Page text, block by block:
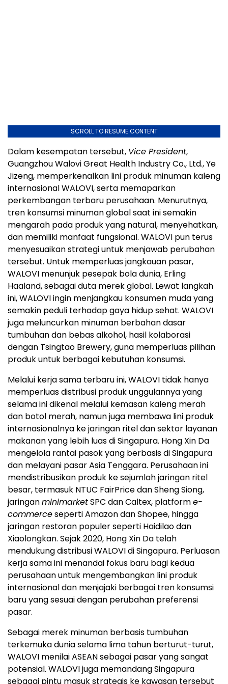
SCROLL TO RESUME CONTENT
Dalam kesempatan tersebut, Vice President,
Guangzhou Walovi Great Health Industry Co., Ltd., Ye
Jizeng, memperkenalkan lini produk minuman kaleng
internasional WALOVI, serta memaparkan
perkembangan terbaru perusahaan. Menurutnya,
tren konsumsi minuman global saat ini semakin
mengarah pada produk yang natural, menyehatkan,
dan memiliki manfaat fungsional. WALOVI pun terus
menyesuaikan strategi untuk menjawab perubahan
tersebut. Untuk memperluas jangkauan pasar,
WALOVI menunjuk pesepak bola dunia, Erling
Haaland, sebagai duta merek global. Lewat langkah
ini, WALOVI ingin menjangkau konsumen muda yang
semakin peduli terhadap gaya hidup sehat. WALOVI
juga meluncurkan minuman berbahan dasar
tumbuhan dan bebas alkohol, hasil kolaborasi
dengan Tsingtao Brewery, guna memperluas pilihan
produk untuk berbagai kebutuhan konsumsi.
Melalui kerja sama terbaru ini, WALOVI tidak hanya
memperluas distribusi produk unggulannya yang
selama ini dikenal melalui kemasan kaleng merah
dan botol merah, namun juga membawa lini produk
internasionalnya ke jaringan ritel dan sektor layanan
makanan yang lebih luas di Singapura. Hong Xin Da
mengelola rantai pasok yang berbasis di Singapura
dan melayani pasar Asia Tenggara. Perusahaan ini
mendistribusikan produk ke sejumlah jaringan ritel
besar, termasuk NTUC FairPrice dan Sheng Siong,
jaringanminimarketSPC dan Caltex, platforme-
commerceseperti Amazon dan Shopee, hingga
jaringan restoran populer seperti Haidilao dan
Xiaolongkan. Sejak 2020, Hong Xin Da telah
mendukung distribusi WALOVI di Singapura. Perluasan
kerja sama ini menandai fokus baru bagi kedua
perusahaan untuk mengembangkan lini produk
internasional dan menjajaki berbagai tren konsumsi
baru yang sesuai dengan perubahan preferensi
pasar.
Sebagai merek minuman berbasis tumbuhan
terkemuka dunia selama lima tahun berturut-turut,
WALOVI menilai ASEAN sebagai pasar yang sangat
potensial. WALOVI juga memandang Singapura
sebagai pintu masuk strategis ke kawasan tersebut